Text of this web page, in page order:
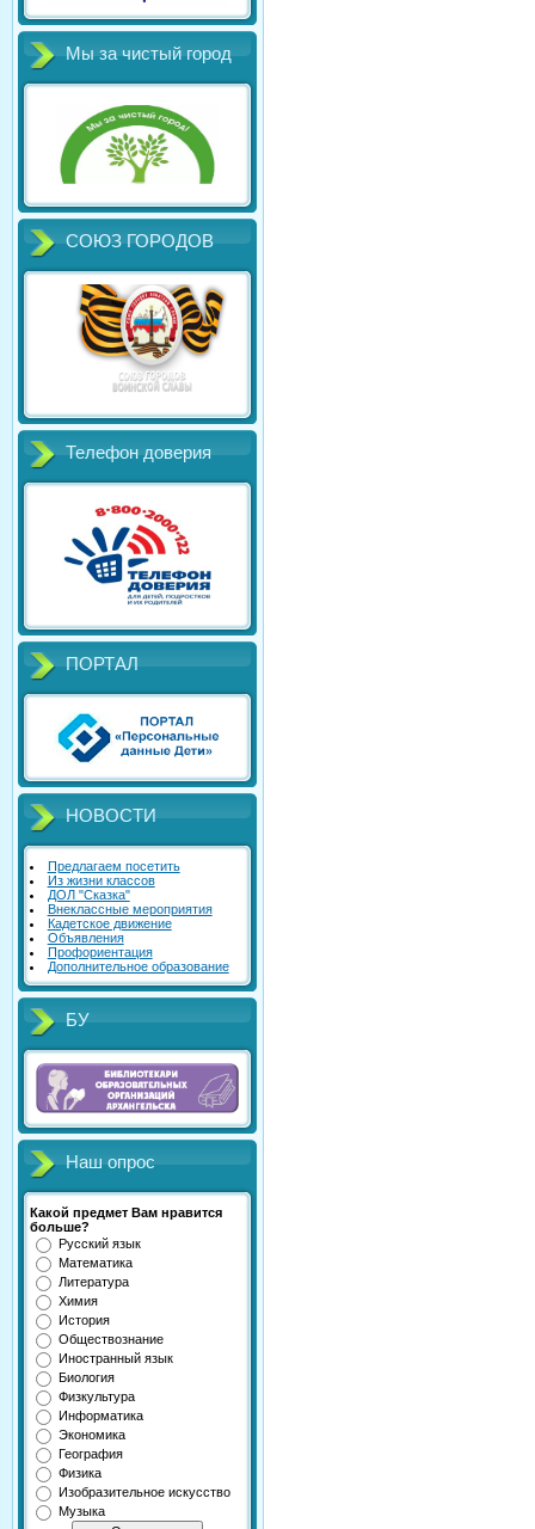
Мы за чистый город
СОЮЗ ГОРОДОВ
Телефон доверия
ПОРТАЛ
НОВОСТИ
Предлагаем посетить
Из жизни классов
ДОЛ "Сказка"
Внеклассные мероприятия
Кадетское движение
Объявления
Профориентация
Дополнительное образование
БУ
Наш опрос
Какой предмет Вам нравится
больше?
Русский язык
Математика
Литература
Химия
История
Обществознание
Иностранный язык
Биология
Физкультура
Информатика
Экономика
География
Физика
Изобразительное искусство
Музыка